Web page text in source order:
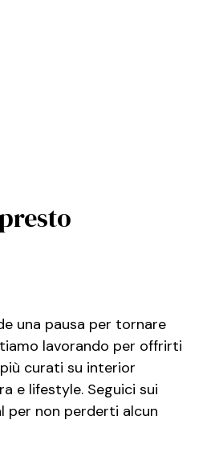
una pausa per tornare
lavorando per offrirti
curati su interior
e lifestyle. Seguici sui
per non perderti alcun